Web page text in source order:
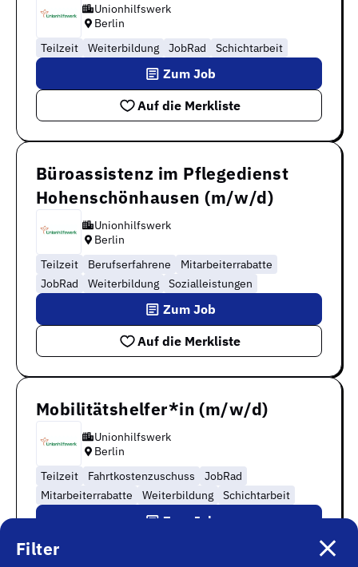
Filter
Unionhilfswerk
Berlin
Teilzeit
Weiterbildung JobRad Schichtarbeit
Auf die Merkliste
Zum Job
Büroassistenz im Pflegedienst
Hohenschönhausen (m/w/d)
Unionhilfswerk
Berlin
Teilzeit
Berufserfahrene
Mitarbeiterrabatte
JobRad
Weiterbildung Sozialleistungen
Auf die Merkliste
Zum Job
Mobilitätshelfer*in (m/w/d)
Unionhilfswerk
Berlin
Teilzeit
Fahrtkostenzuschuss
JobRad
Mitarbeiterrabatte
Weiterbildung Schichtarbeit
Zum Job